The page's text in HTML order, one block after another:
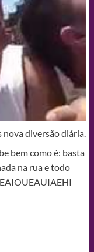
nova diversão diária.
bem como é: basta
na rua e todo